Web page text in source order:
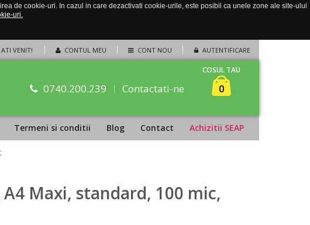
de cookie-uri. In cazul in care dezactivati cookie-urile, este posibil ca unele zone ale site-ului
uri.
CONTUL MEU CONT NOU AUTENTIFICARE
ATI VENIT!
0740.200.239 Contactati-ne
COSUL TAU
0
Termeni si conditii Blog Contact Achizitii SEAP
A4 Maxi, standard, 100 mic,